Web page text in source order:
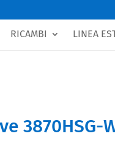
RICAMBI LINEA
3870HSG-